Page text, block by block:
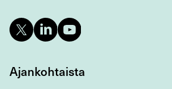
Ajankohtaista